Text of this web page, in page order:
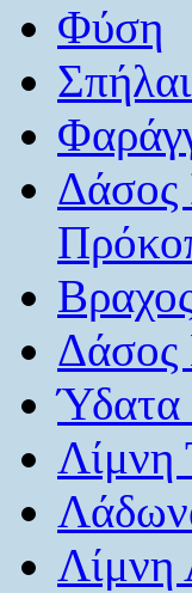
Φύση
Δάσος
Δάσος
Ύδατα
Λίμνη